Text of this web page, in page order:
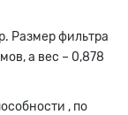
Размер фильтра
а вес – 0,878
, по